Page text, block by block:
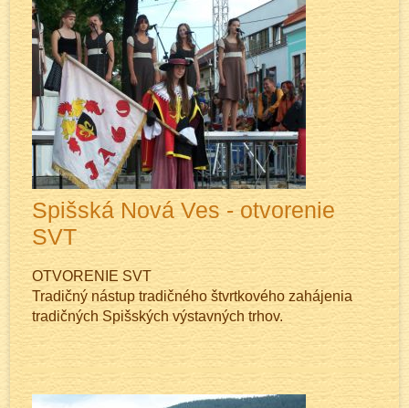
Spišská Nová Ves - otvorenie
SVT
OTVORENIE SVT
Tradičný nástup tradičného štvrtkového zahájenia
tradičných Spišských výstavných trhov.